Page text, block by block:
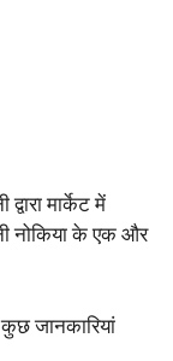
मार्केट में
नोकिया के एक और
जानकारियां